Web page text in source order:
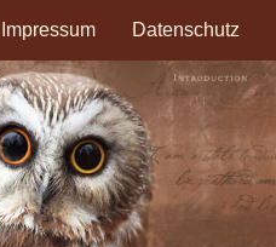
Impressum Datenschutz